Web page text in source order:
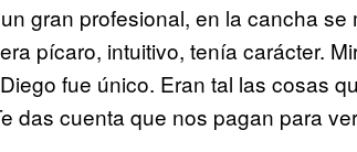
gran profesional, en la cancha
pícaro, intuitivo, tenía carácter.
fue único. Eran tal las cosas
das cuenta que nos pagan para